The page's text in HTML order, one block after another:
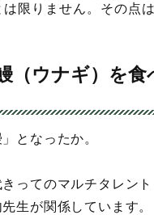
限りません。その点
（ウナギ）を食
となったか。
ってのマルチタレン
生が関係しています。